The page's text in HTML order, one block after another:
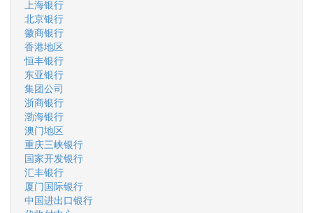
上海银行
北京银行
徽商银行
香港地区
恒丰银行
东亚银行
集团公司
浙商银行
渤海银行
澳门地区
重庆三峡银行
国家开发银行
汇丰银行
厦门国际银行
中国进出口银行